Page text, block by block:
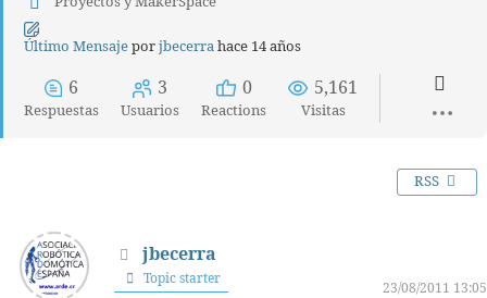
Último Mensajeporjbecerrahace 14 años
6
Respuestas
3
Usuarios
0
Reactions
5,161
Visitas
RSS
jbecerra
Topic starter
23/08/2011 13:05